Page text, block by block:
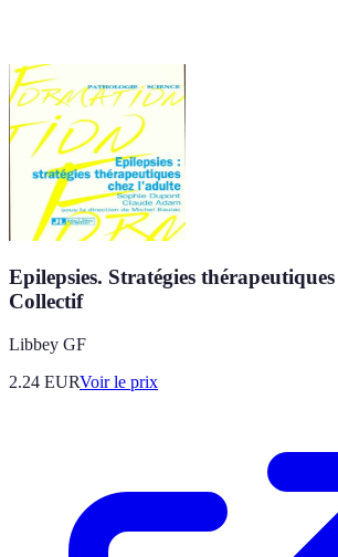
Epilepsies. Stratégies
Collectif
Libbey GF
2.24 EURVoir le prix